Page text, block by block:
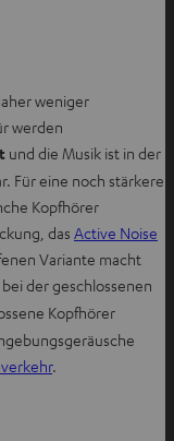
weniger
werden
und die Musik ist in der
Für eine noch stärkere
Kopfhörer
das Active Noise
Variante macht
der geschlossenen
Kopfhörer
.